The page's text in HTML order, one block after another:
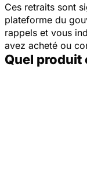
Ces retraits sont
plateforme du
rappels et vous
avez acheté ou
Quel produit